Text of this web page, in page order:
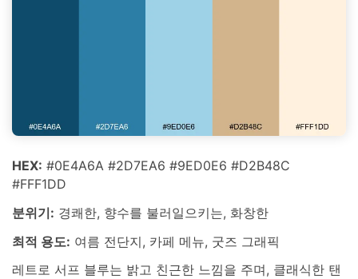
HEX: #0E4A6A #2D7EA6 #9ED0E6 #D2B48C
#FFF1DD
분위기: 경쾌한, 향수를 불러일으키는, 화창한
최적 용도: 여름 전단지, 카페 메뉴, 굿즈 그래픽
레트로 서프 블루는 밝고 친근한 느낌을 주며, 클래식한 탠